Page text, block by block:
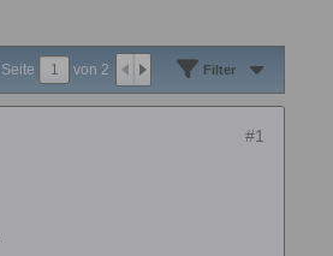
Seite von 2 Filter
#1